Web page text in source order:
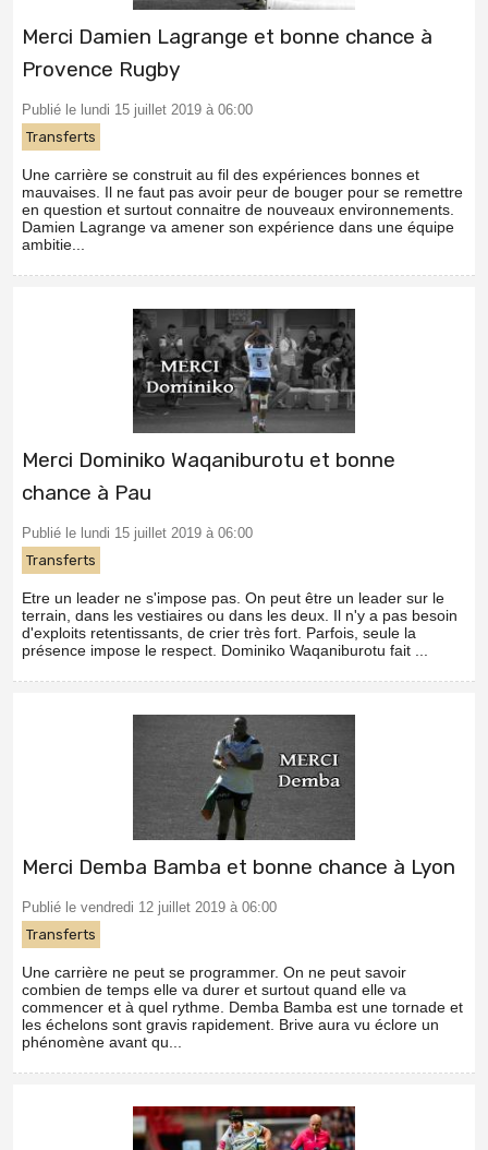
Merci Damien Lagrange et bonne chance à
Provence Rugby
Publié le lundi 15 juillet 2019 à 06:00
Transferts
Une carrière se construit au fil des expériences bonnes et
mauvaises. Il ne faut pas avoir peur de bouger pour se remettre
en question et surtout connaitre de nouveaux environnements.
Damien Lagrange va amener son expérience dans une équipe
ambitie...
Merci Dominiko Waqaniburotu et bonne
chance à Pau
Publié le lundi 15 juillet 2019 à 06:00
Transferts
Etre un leader ne s'impose pas. On peut être un leader sur le
terrain, dans les vestiaires ou dans les deux. Il n'y a pas besoin
d'exploits retentissants, de crier très fort. Parfois, seule la
présence impose le respect. Dominiko Waqaniburotu fait ...
Merci Demba Bamba et bonne chance à Lyon
Publié le vendredi 12 juillet 2019 à 06:00
Transferts
Une carrière ne peut se programmer. On ne peut savoir
combien de temps elle va durer et surtout quand elle va
commencer et à quel rythme. Demba Bamba est une tornade et
les échelons sont gravis rapidement. Brive aura vu éclore un
phénomène avant qu...